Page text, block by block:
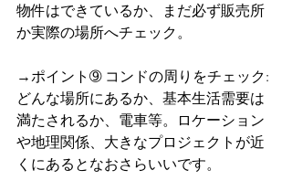
物件はできているか、まだ必ず販売所
か実際の場所へチェック。
→ポイント➈ コンドの周りをチェック:
どんな場所にあるか、基本生活需要は
満たされるか、電車等。ロケーション
や地理関係、大きなプロジェクトが近
くにあるとなおさらいいです。